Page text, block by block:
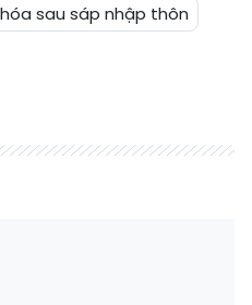
sau sáp nhập thôn